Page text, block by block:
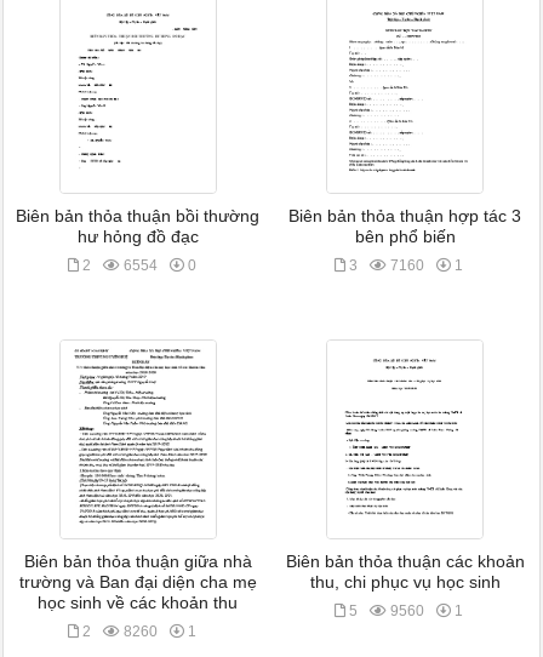
Biên bản thỏa thuận bồi thường
hư hỏng đồ đạc
2 6554 0
Biên bản thỏa thuận hợp tác 3
bên phổ biến
3 7160 1
Biên bản thỏa thuận giữa nhà
trường và Ban đại diện cha mẹ
học sinh về các khoản thu
2 8260 1
Biên bản thỏa thuận các khoản
thu, chi phục vụ học sinh
5 9560 1